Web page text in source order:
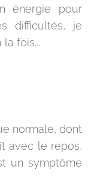
énergie pour
difficultés, je
fois...
normale, dont
avec le repos,
un symptôme